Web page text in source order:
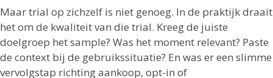
Maar trial op zichzelf is niet genoeg. In de praktijk draait
het om de kwaliteit van die trial. Kreeg de juiste
doelgroep het sample? Was het moment relevant? Paste
de context bij de gebruikssituatie? En was er een slimme
vervolgstap richting aankoop, opt-in of